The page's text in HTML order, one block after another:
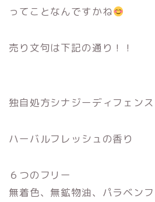
ってことなんですかね
売り文句は下記の通り！！
独自処方シナジーディフェンス
ハーバルフレッシュの香り
６つのフリー
無着色、無鉱物油、パラベン